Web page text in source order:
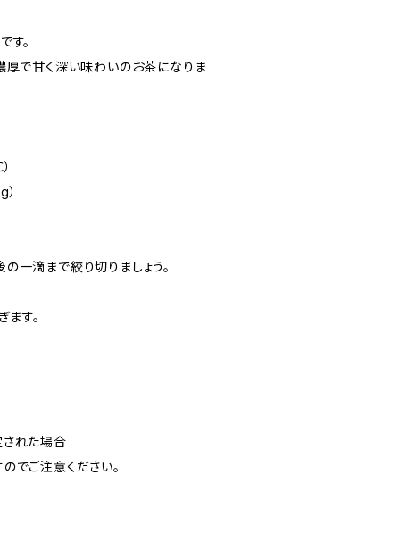
す。
厚で甘く深い味わいのお茶になりま
一滴まで絞り切りましょう。
す。
された場合
でご注意ください。